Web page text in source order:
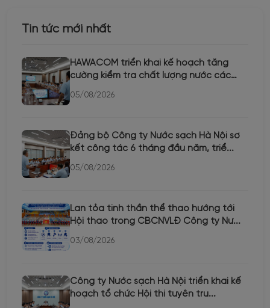
Tin tức mới nhất
HAWACOM triển khai kế hoạch tăng
cường kiểm tra chất lượng nước các
05/08/2026
Đảng bộ Công ty Nước sạch Hà Nội sơ
kết công tác 6 tháng đầu năm, triể...
05/08/2026
Lan tỏa tinh thần thể thao hướng tới
Hội thao trong CBCNVLĐ Công ty Nư...
03/08/2026
Công ty Nước sạch Hà Nội triển khai kế
hoạch tổ chức Hội thi tuyên tru...